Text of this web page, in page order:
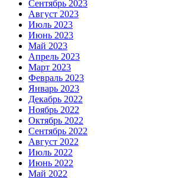
Сентябрь 2023
Август 2023
Июль 2023
Июнь 2023
Май 2023
Апрель 2023
Март 2023
Февраль 2023
Январь 2023
Декабрь 2022
Ноябрь 2022
Октябрь 2022
Сентябрь 2022
Август 2022
Июль 2022
Июнь 2022
Май 2022